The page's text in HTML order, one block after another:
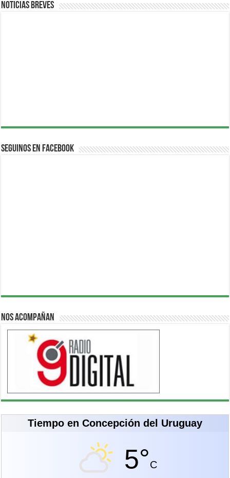
Noticias breves
Seguinos en Facebook
Nos acompañan
Tiempo en Concepción del Uruguay
5°C